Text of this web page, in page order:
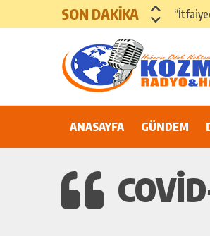
SON DAKİKA
81 İLDE
ANASAYFA GÜNDEM